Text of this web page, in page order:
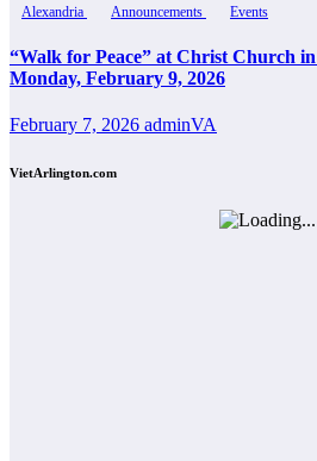
Alexandria Announcements Events
“Walk for Peace” at Christ Church
Monday, February 9, 2026
February 7, 2026 adminVA
VietArlington.com